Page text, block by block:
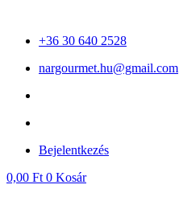
tartalomhoz+36 30 640 2528
nargourmet.hu@gmail.com
Bejelentkezés
0,00 Ft 0 Kosár